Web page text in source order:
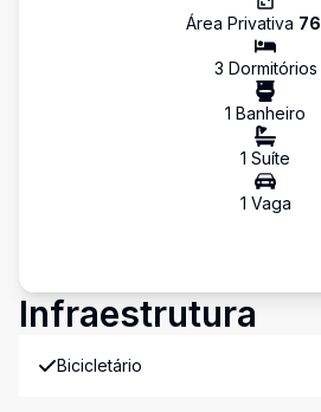
Área Privativa 76
3 Dormitórios
1 Banheiro
1 Suíte
1 Vaga
Infraestrutura
Bicicletário